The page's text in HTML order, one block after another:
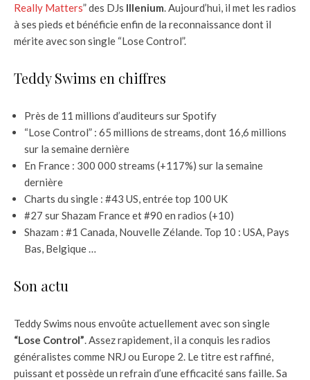
Really Matters” des DJs Illenium. Aujourd’hui, il met les radios
à ses pieds et bénéficie enfin de la reconnaissance dont il
mérite avec son single “Lose Control”.
Teddy Swims en chiffres
Près de 11 millions d’auditeurs sur Spotify
“Lose Control” : 65 millions de streams, dont 16,6 millions
sur la semaine dernière
En France : 300 000 streams (+117%) sur la semaine
dernière
Charts du single : #43 US, entrée top 100 UK
#27 sur Shazam France et #90 en radios (+10)
Shazam : #1 Canada, Nouvelle Zélande. Top 10 : USA, Pays
Bas, Belgique …
Son actu
Teddy Swims nous envoûte actuellement avec son single
“Lose Control”. Assez rapidement, il a conquis les radios
généralistes comme NRJ ou Europe 2. Le titre est raffiné,
puissant et possède un refrain d’une efficacité sans faille. Sa